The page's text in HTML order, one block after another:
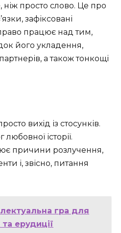
просто слово. Це про
зафіксовані
працює над тим,
його укладення,
а також тонкощі
вихід із стосунків.
історії.
причини розлучення,
і, звісно, питання
гра для
ерудиції